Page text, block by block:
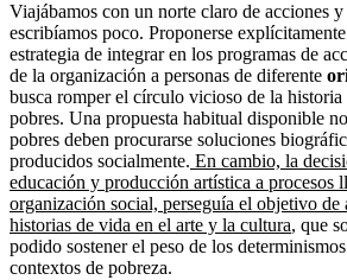
Viajábamos con un norte claro de acciones
escribíamos poco. Proponerse
estrategia de integrar en los programas de
de la organización a personas de diferente
busca romper el círculo vicioso de la
pobres. Una propuesta habitual disponible
pobres deben procurarse soluciones
producidos socialmente. En cambio, la
educación y producción artística a procesos
organización social, perseguía el objetivo de
historias de vida en el arte y la cultura, que
podido sostener el peso de los
contextos de pobreza.